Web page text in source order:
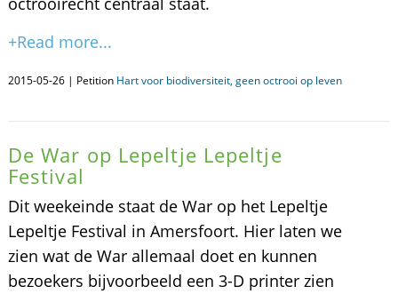
+Read more...
2015-05-26 | Petition Hart voor biodiversiteit, geen octrooi op leven
De War op Lepeltje Lepeltje
Festival
Dit weekeinde staat de War op het Lepeltje
Lepeltje Festival in Amersfoort. Hier laten we
zien wat de War allemaal doet en kunnen
bezoekers bijvoorbeeld een 3-D printer zien